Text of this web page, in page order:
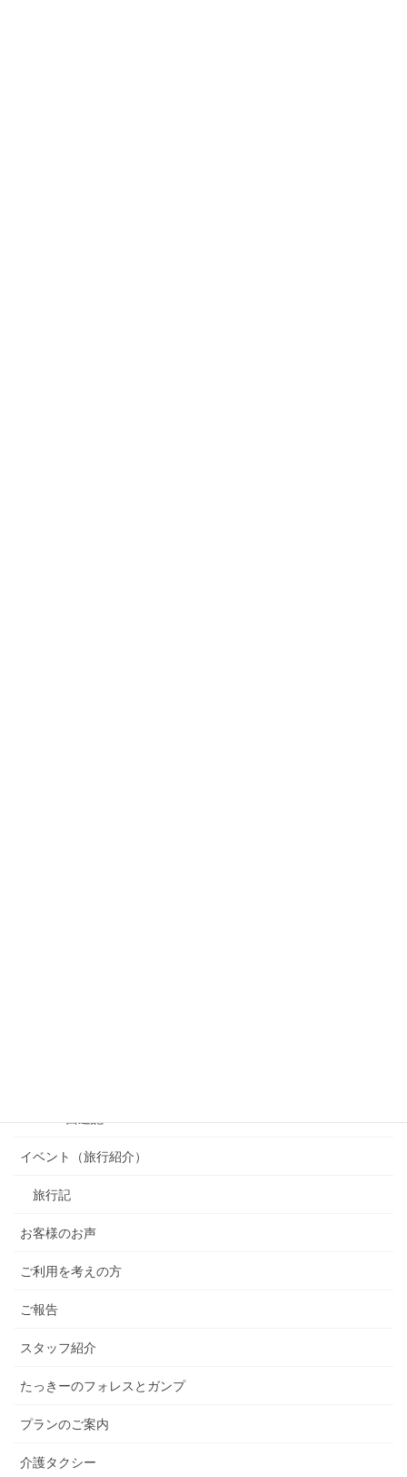
OSAKA 西遊記
イベント（旅行紹介）
旅行記
お客様のお声
ご利用を考えの方
ご報告
スタッフ紹介
たっきーのフォレスとガンプ
プランのご案内
介護タクシー